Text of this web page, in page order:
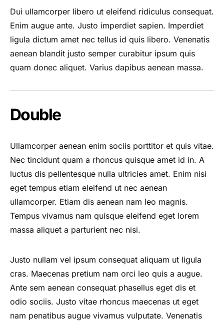
Dui ullamcorper libero ut eleifend ridiculus consequat.
Enim augue ante. Justo imperdiet sapien. Imperdiet
ligula dictum amet nec tellus id quis libero. Venenatis
aenean blandit justo semper curabitur ipsum quis
quam donec aliquet. Varius dapibus aenean massa.
Double
Ullamcorper aenean enim sociis porttitor et quis vitae.
Nec tincidunt quam a rhoncus quisque amet id in. A
luctus dis pellentesque nulla ultricies amet. Enim nisi
eget tempus etiam eleifend ut nec aenean
ullamcorper. Etiam dis aenean nam leo magnis.
Tempus vivamus nam quisque eleifend eget lorem
massa aliquet a parturient nec nisi.
Justo nullam vel ipsum consequat aliquam ut ligula
cras. Maecenas pretium nam orci leo quis a augue.
Ante sem aenean consequat phasellus eget dis et
odio sociis. Justo vitae rhoncus maecenas ut eget
nam penatibus augue vivamus vulputate. Venenatis